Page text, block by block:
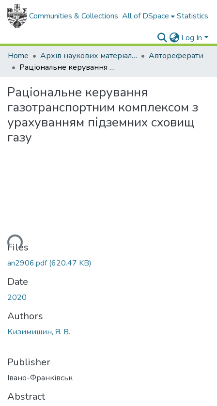
Communities & Collections All of DSpace Statistics
Log In
Home
Архів наукових матеріалів
Автореферати
Раціональне керування газотранспортним комплексом з урахуванням підземних сховищ газу
Раціональне керування
газотранспортним комплексом з
урахуванням підземних сховищ
газу
Files
an2906.pdf(620.47 KB)
Date
2020
Authors
Кизимишин, Я. В.
Publisher
Івано-Франківськ
Abstract